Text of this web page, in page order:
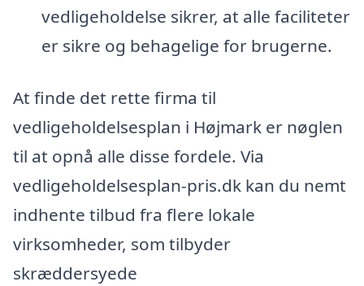
vedligeholdelse sikrer, at alle faciliteter
er sikre og behagelige for brugerne.
At finde det rette firma til
vedligeholdelsesplan i Højmark er nøglen
til at opnå alle disse fordele. Via
vedligeholdelsesplan-pris.dk kan du nemt
indhente tilbud fra flere lokale
virksomheder, som tilbyder
skræddersyede